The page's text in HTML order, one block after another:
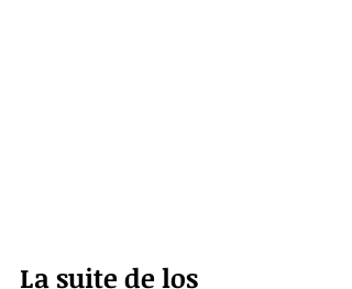
La suite de los